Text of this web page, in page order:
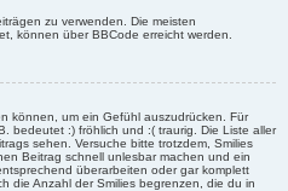
zu verwenden. Die meisten
können über BBCode erreicht werden.
können, um ein Gefühl auszudrücken. Für
bedeutet :) fröhlich und :( traurig. Die Liste aller
sehen. Versuche bitte trotzdem, Smilies
Beitrag schnell unlesbar machen und ein
überarbeiten oder gar komplett
die Anzahl der Smilies begrenzen, die du in